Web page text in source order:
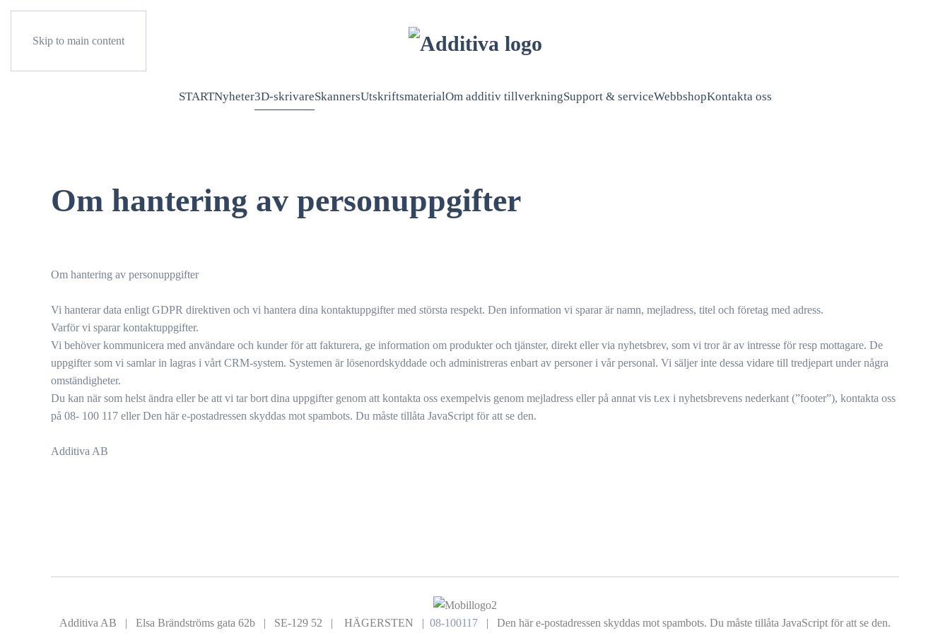
Skip to main content
STARTNyheter3D-skrivareSkannersUtskriftsmaterialOm additiv tillverkningSupport & serviceWebbshopKontakta oss
Om hantering av personuppgifter
Om hantering av personuppgifter
Vi hanterar data enligt GDPR direktiven och vi hantera dina kontaktuppgifter med största respekt. Den information vi sparar är namn, mejladress, titel och företag med adress.
Varför vi sparar kontaktuppgifter.
Vi behöver kommunicera med användare och kunder för att fakturera, ge information om produkter och tjänster, direkt eller via nyhetsbrev, som vi tror är av intresse för resp mottagare. De
uppgifter som vi samlar in lagras i vårt CRM-system. Systemen är lösenordskyddade och administreras enbart av personer i vår personal. Vi säljer inte dessa vidare till tredjepart under några
omständigheter.
Du kan när som helst ändra eller be att vi tar bort dina uppgifter genom att kontakta oss exempelvis genom mejladress eller på annat vis t.ex i nyhetsbrevens nederkant (”footer”), kontakta oss
på 08- 100 117 ellerDen här e-postadressen skyddas mot spambots. Du måste tillåta JavaScript för att se den.
Additiva AB
Additiva AB | Elsa Brändströms gata 62b | SE-129 52 | HÄGERSTEN | 08-100117 | Den här e-postadressen skyddas mot spambots. Du måste tillåta JavaScript för att se den.